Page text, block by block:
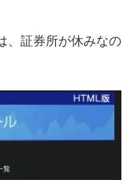
、証券所が休みなの